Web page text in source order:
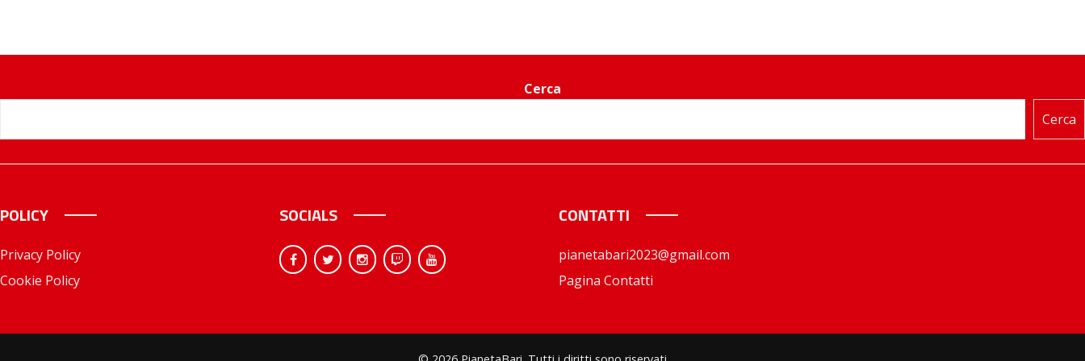
Cerca
Cerca
POLICY
Privacy Policy
Cookie Policy
SOCIALS CONTATTI
pianetabari2023@gmail.com
Pagina Contatti